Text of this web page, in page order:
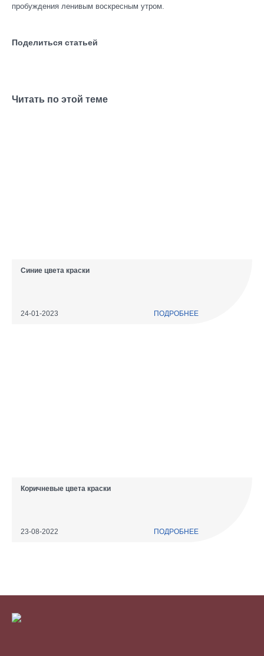
пробуждения ленивым воскресным утром.
Поделиться статьей
Читать по этой теме
Синие цвета краски
24-01-2023 ПОДРОБНЕЕ
Коричневые цвета краски
23-08-2022 ПОДРОБНЕЕ